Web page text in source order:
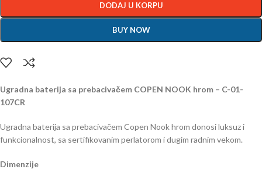
DODAJ U KORPU
BUY NOW
Ugradna baterija sa prebacivačem COPEN NOOK hrom – C-01-
107CR
Ugradna baterija sa prebacivačem Copen Nook hrom donosi luksuz i
funkcionalnost, sa sertifikovanim perlatorom i dugim radnim vekom.
Dimenzije